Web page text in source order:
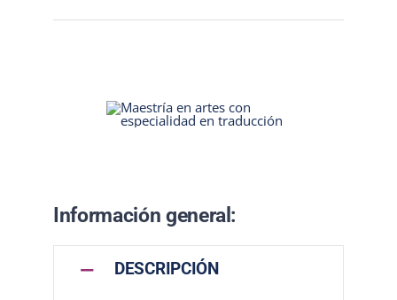
Información general:
DESCRIPCIÓN